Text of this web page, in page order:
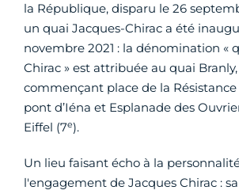
la République, disparu le 26
un quai Jacques-Chirac a été
novembre 2021 : la dénomination «
Chirac » est attribuée au quai
commençant place de la
pont d’Iéna et Esplanade des
Eiffel (7e).
Un lieu faisant écho à la
l'engagement de Jacques Chirac :